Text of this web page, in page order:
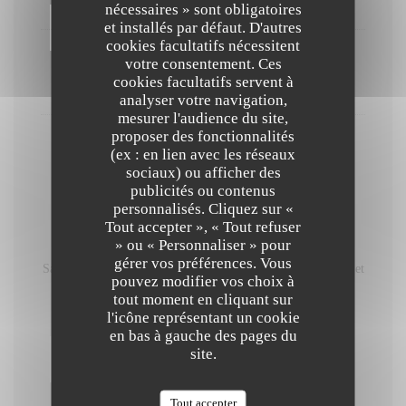
nécessaires » sont obligatoires
et installés par défaut. D'autres
cookies facultatifs nécessitent
votre consentement. Ces
cookies facultatifs servent à
analyser votre navigation,
mesurer l'audience du site,
proposer des fonctionnalités
(ex : en lien avec les réseaux
sociaux) ou afficher des
publicités ou contenus
personnalisés. Cliquez sur «
Tout accepter », « Tout refuser
» ou « Personnaliser » pour
gérer vos préférences. Vous
pouvez modifier vos choix à
tout moment en cliquant sur
l'icône représentant un cookie
en bas à gauche des pages du
site.
Tout accepter
22,00 EUR
Glaces et sorbets du moment
18,00 EUR
Café, Tartelettes Chocolat
6,00 EUR
Menu Instant de Saison
Pour tous les convives de la table
Sans accord, mets et vins 118€ / personne Avec accord, mets et
vins 180€ / personne
Le Chef vous propose de découvrir sa carte en 5 plats
118,00 EUR
Amuse bouche